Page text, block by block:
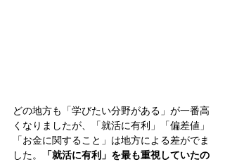
どの地方も「学びたい分野がある」が一番高
くなりましたが、「就活に有利」「偏差値」
「お金に関すること」は地方による差がでま
した。
「就活に有利」を最も重視していたの